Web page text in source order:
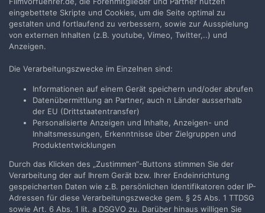
Teilen Folgen
Zur Themenübersicht
Filmvorführer.de via Google durchsuchen:
Sprache Impressum / Datenschutzerklärung
eingebettete Skripte und Cookies, um die Seite optimal zu
gestalten und fortlaufend zu verbessern, sowie zur Ausspielung
von externen Inhalten (z.B. youtube, Vimeo, Twitter,..) und
Anzeigen.
Die Verarbeitungszwecke im Einzelnen sind:
Informationen auf einem Gerät speichern und/oder abrufen
Datenübermittlung an Partner, auch n Länder ausserhalb
der EU (Drittstaatentransfer)
Personalisierte Anzeigen und Inhalte, Anzeigen- und
Inhaltsmessungen, Erkenntnisse über Zielgruppen und
Produktentwicklungen
Durch das Klicken des „Zustimmen“-Buttons stimmen Sie der
Verarbeitung der auf Ihrem Gerät bzw. Ihrer Endeinrichtung
gespeicherten Daten wie z.B. persönlichen Identifikatoren oder IP-
Adressen für diese Verarbeitungszwecke gem. § 25 Abs. 1 TTDSG
sowie Art. 6 Abs. 1 lit. a DSGVO zu. Darüber hinaus willigen Sie